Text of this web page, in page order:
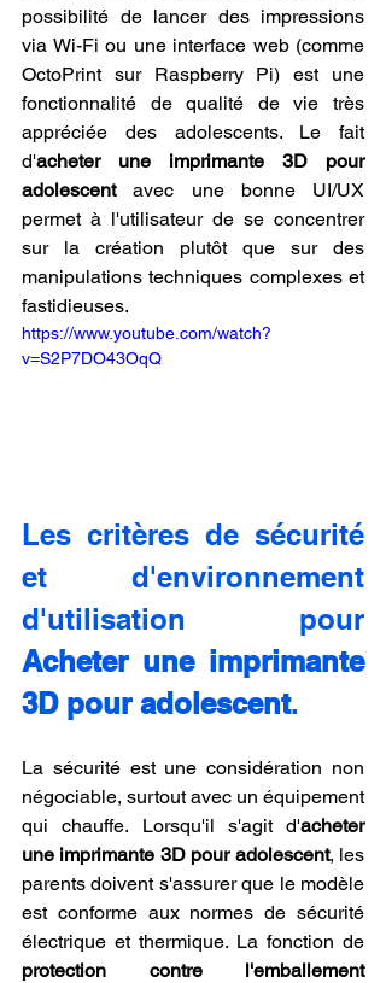
possibilité de lancer des impressions
via Wi-Fi ou une interface web (comme
OctoPrint sur Raspberry Pi) est une
fonctionnalité de qualité de vie très
appréciée des adolescents. Le fait
d'acheter une imprimante 3D pour
adolescent avec une bonne UI/UX
permet à l'utilisateur de se concentrer
sur la création plutôt que sur des
manipulations techniques complexes et
fastidieuses.
https://www.youtube.com/watch?
v=S2P7DO43OqQ
Les critères de sécurité
et d'environnement
Acheter une imprimante
3D pour adolescent.
La sécurité est une considération non
négociable, surtout avec un équipement
qui chauffe. Lorsqu'il s'agit d'acheter
une imprimante 3D pour adolescent, les
parents doivent s'assurer que le modèle
est conforme aux normes de sécurité
protection contre l'emballement